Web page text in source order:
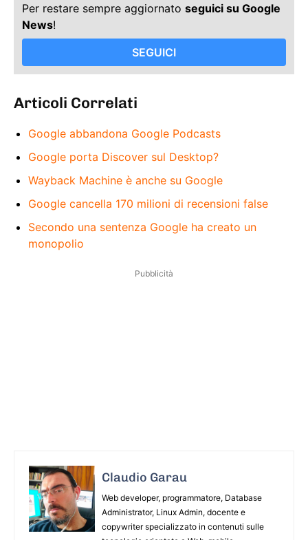
Per restare sempre aggiornato seguici su Google
News!
SEGUICI
Articoli Correlati
Google abbandona Google Podcasts
Google porta Discover sul Desktop?
Wayback Machine è anche su Google
Google cancella 170 milioni di recensioni false
Secondo una sentenza Google ha creato un
monopolio
Pubblicità
Claudio Garau
Web developer, programmatore, Database
Administrator, Linux Admin, docente e
copywriter specializzato in contenuti sulle